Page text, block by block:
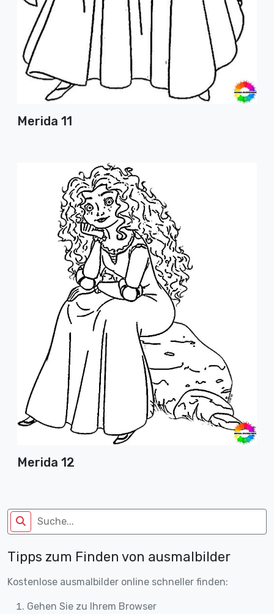
Merida 11
Merida 12
Tipps zum Finden von ausmalbilder
Kostenlose ausmalbilder online schneller finden:
Gehen Sie zu Ihrem Browser